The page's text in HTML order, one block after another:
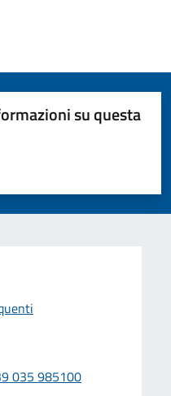
su questa
5
035 985100